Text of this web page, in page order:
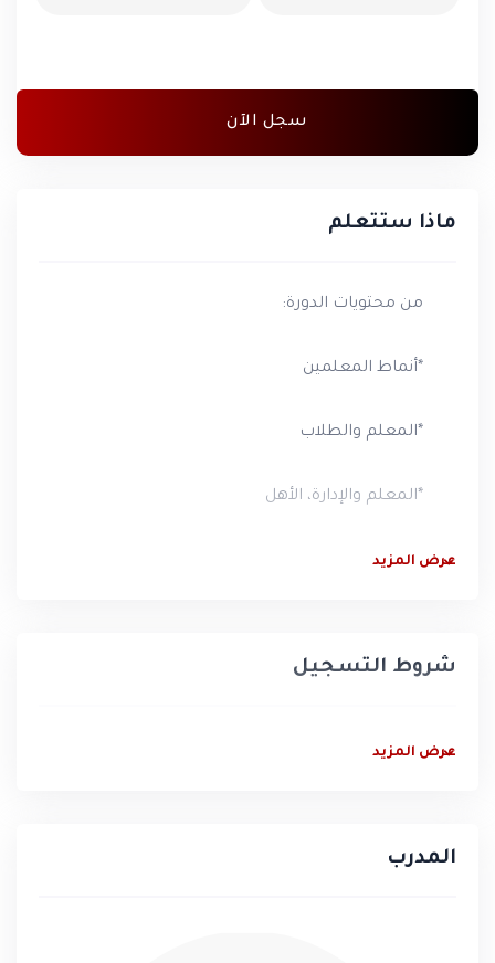
سجل الآن
ماذا ستتعلم
من محتويات الدورة:
*أنماط المعلمين
*المعلم والطلاب
*المعلم والإدارة، الأهل
*تحليل المحتوى
*نظريات التعلم
عرض المزيد
شروط التسجيل
عرض المزيد
المدرب